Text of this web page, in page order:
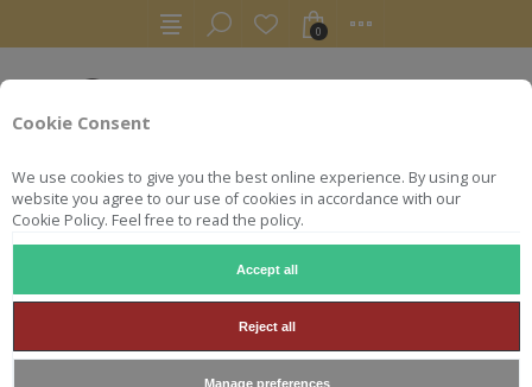
Cookie Consent
We use cookies to give you the best online experience. By using our
website you agree to our use of cookies in accordance with our
Cookie Policy. Feel free to read the policy.
Accept all
Reject all
Manage preferences
0
GLEN ALBYN